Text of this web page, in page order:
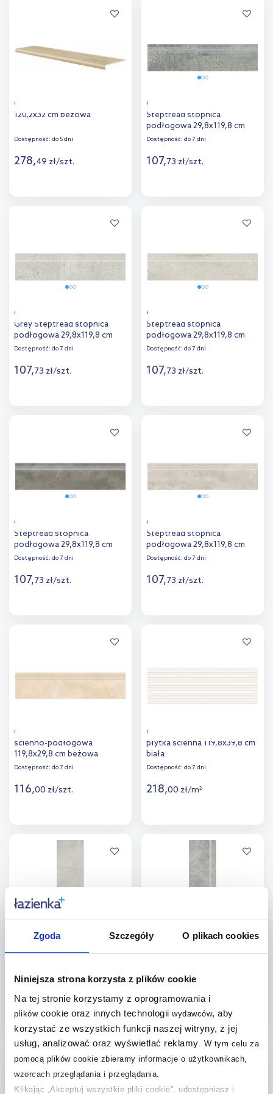
Zgoda Szczegóły O plikach cookies
Niniejsza strona korzysta z plików cookie
Na tej stronie korzystamy z oprogramowania i
plikówcookie oraz innych technologii wydawców, aby
korzystać ze wszystkich funkcji naszej witryny, z jej
usług, analizować oraz wyświetlać reklamy
W tym celu za
pomocą plików cookie zbieramy informacje o użytkownikach,
wzorcach przeglądania i przeglądania.
Klikając „Akceptuj wszystkie pliki cookie”, udostępniasz i
Cerrad Mattina stopnica
120,2x32 cm beżowa
Dostępność: do 5 dni
278,49 zł/szt.
Opoczno Newstone Grey
Steptread stopnica
podłogowa 29,8x119,8 cm
szary mat
Dostępność: do 7 dni
107,73 zł/szt.
Opoczno Newstone Light
Grey Steptread stopnica
podłogowa 29,8x119,8 cm
szary mat
Dostępność: do 7 dni
107,73 zł/szt.
Opoczno Newstone White
Steptread stopnica
podłogowa 29,8x119,8 cm
biały mat
Dostępność: do 7 dni
107,73 zł/szt.
Opoczno Quenos Grey
Steptread stopnica
podłogowa 29,8x119,8 cm
szary mat
Dostępność: do 7 dni
107,73 zł/szt.
Opoczno Quenos White
Steptread stopnica
podłogowa 29,8x119,8 cm
biały mat
Dostępność: do 7 dni
107,73 zł/szt.
Opoczno Quenos płytka
ścienno-podłogowa
119,8x29,8 cm beżowa
Dostępność: do 7 dni
116,00 zł/szt.
Opoczno Almera Color White
płytka ścienna 119,8x39,8 cm
biała
Dostępność: do 7 dni
218,00 zł/m2
Dodaj do
porównania
Paradyż Scratch stopnica
29,8x119,8 cm prosta
Dostępność:do 10 dni
89 25 zł/ szt.
Cena kat.:
Więcej
Dodaj do
porównania
Paradyż Scratch stopnica
119,8x29,8 cm szara
Dostępność: do 10 dni
Cena kat.:
Więcej
Dodaj do